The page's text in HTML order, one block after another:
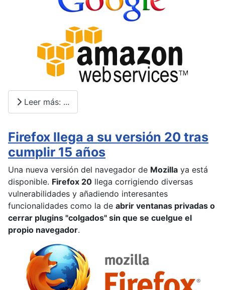
Leer más: ...
Firefox llega a su versión 20 tras
cumplir 15 años
Una nueva versión del navegador de Mozilla ya está
disponible. Firefox 20 llega corrigiendo diversas
vulnerabilidades y añadiendo interesantes
funcionalidades como la de abrir ventanas privadas o
cerrar plugins "colgados" sin que se cuelgue el
propio navegador.